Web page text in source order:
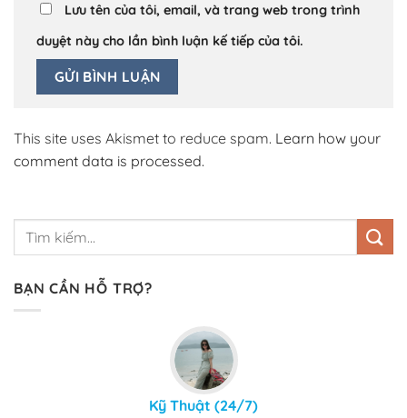
Lưu tên của tôi, email, và trang web trong trình
duyệt này cho lần bình luận kế tiếp của tôi.
This site uses Akismet to reduce spam. Learn how your
comment data is processed.
BẠN CẦN HỖ TRỢ?
Kỹ Thuật (24/7)